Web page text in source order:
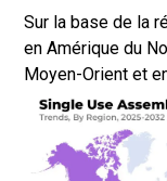
Sur la base de la
en Amérique du
Moyen-Orient et